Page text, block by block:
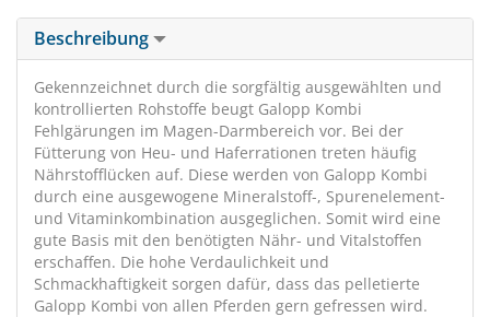
Beschreibung
Gekennzeichnet durch die sorgfältig ausgewählten und
kontrollierten Rohstoffe beugt Galopp Kombi
Fehlgärungen im Magen-Darmbereich vor. Bei der
Fütterung von Heu- und Haferrationen treten häufig
Nährstofflücken auf. Diese werden von Galopp Kombi
durch eine ausgewogene Mineralstoff-, Spurenelement-
und Vitaminkombination ausgeglichen. Somit wird eine
gute Basis mit den benötigten Nähr- und Vitalstoffen
erschaffen. Die hohe Verdaulichkeit und
Schmackhaftigkeit sorgen dafür, dass das pelletierte
Galopp Kombi von allen Pferden gern gefressen wird.